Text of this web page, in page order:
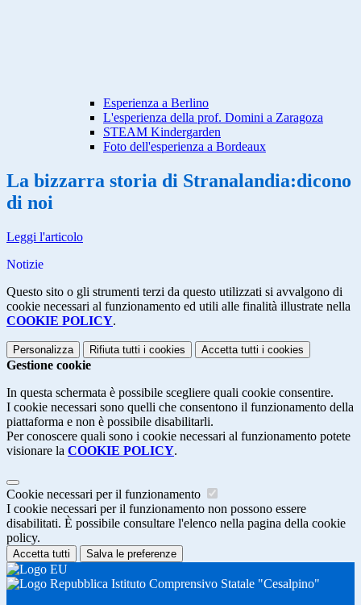
Esperienza a Berlino
L'esperienza della prof. Domini a Zaragoza
STEAM Kindergarden
Foto dell'esperienza a Bordeaux
La bizzarra storia di Stranalandia:dicono
di noi
Leggi l'articolo
Notizie
Questo sito o gli strumenti terzi da questo utilizzati si avvalgono di
cookie necessari al funzionamento ed utili alle finalità illustrate nella
COOKIE POLICY.
Personalizza Rifiuta tutti i cookies Accetta tutti i cookies
Gestione cookie
In questa schermata è possibile scegliere quali cookie consentire.
I cookie necessari sono quelli che consentono il funzionamento della
piattaforma e non è possibile disabilitarli.
Per conoscere quali sono i cookie necessari al funzionamento potete
visionare la COOKIE POLICY.
Cookie necessari per il funzionamento
I cookie necessari per il funzionamento non possono essere
disabilitati. È possibile consultare l'elenco nella pagina della cookie
policy.
Accetta tutti Salva le preferenze
Istituto Comprensivo Statale "Cesalpino"